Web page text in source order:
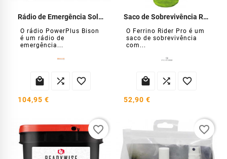
Rádio de Emergência Solar com Dínamo USB
O rádio PowerPlus Bison
é um rádio de
emergência...
  
104,95 €
Saco de Sobrevivência Rider Pro
O Ferrino Rider Pro é um
saco de sobrevivência
com...
  
52,90 €
favorite_border favorite_border